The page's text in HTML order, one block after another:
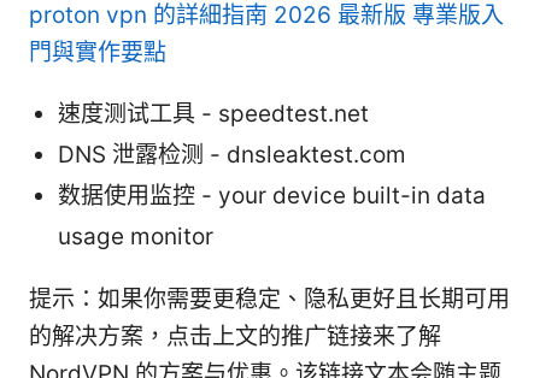
proton vpn 的詳細指南 2026 最新版 專業版入
門與實作要點
速度测试工具 - speedtest.net
DNS 泄露检测 - dnsleaktest.com
数据使用监控 - your device built-in data
usage monitor
提示：如果你需要更稳定、隐私更好且长期可用
的解决方案，点击上文的推广链接来了解